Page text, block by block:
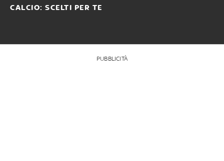
CALCIO: SCELTI PER TE
PUBBLICITÀ